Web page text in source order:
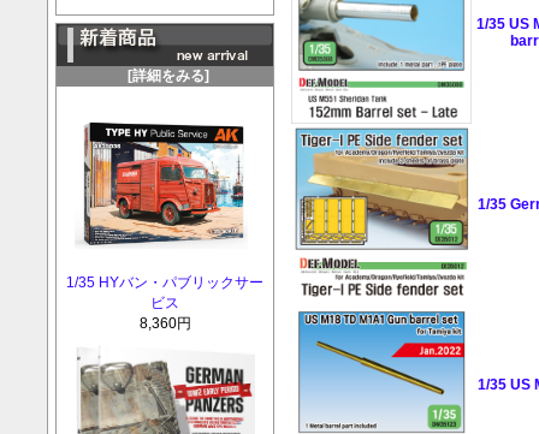
[詳細をみる]
1/35 HYバン・パブリックサー
ビス
8,360円
1/35 US
1/35
1/35 US